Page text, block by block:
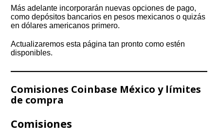
Más adelante incorporarán nuevas opciones de pago,
como depósitos bancarios en pesos mexicanos o quizás
en dólares americanos primero.
Actualizaremos esta página tan pronto como estén
disponibles.
Comisiones Coinbase México y límites
de compra
Comisiones